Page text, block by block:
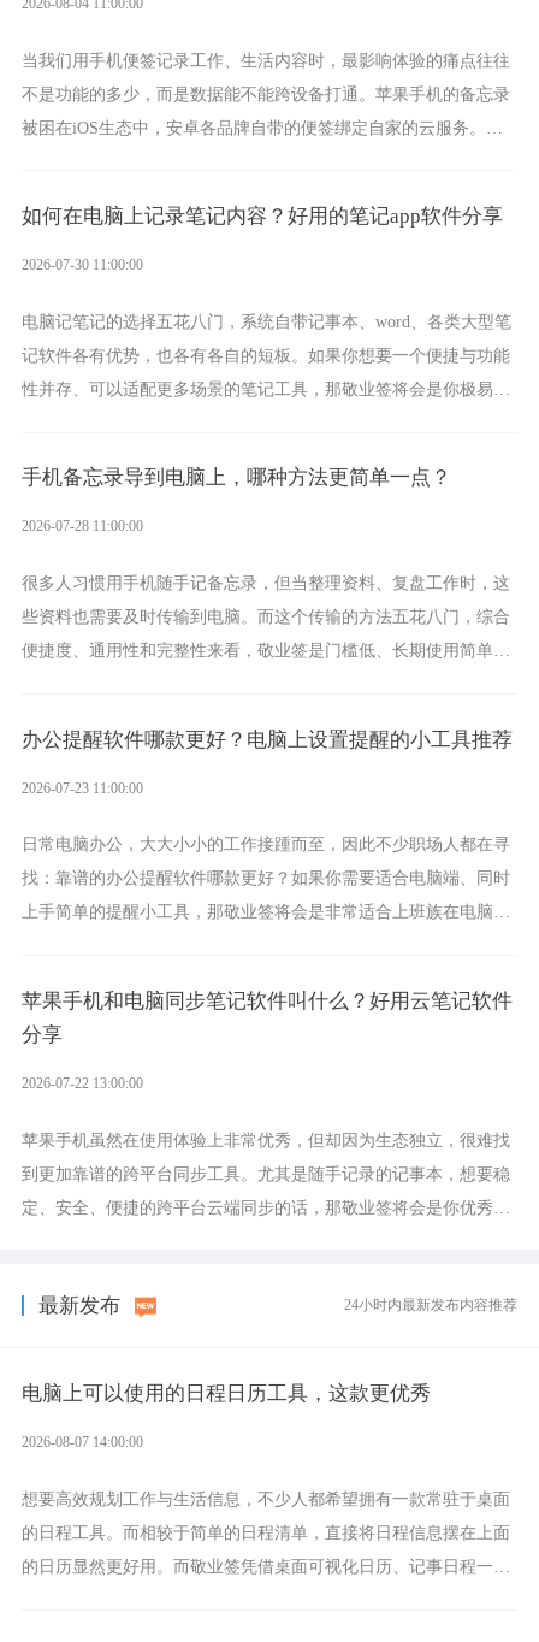
2026-08-04 11:00:00
当我们用手机便签记录工作、生活内容时，最影响体验的痛点往往
不是功能的多少，而是数据能不能跨设备打通。苹果手机的备忘录
被困在iOS生态中，安卓各品牌自带的便签绑定自家的云服务。而
如何在电脑上记录笔记内容？好用的笔记app软件分享
2026-07-30 11:00:00
电脑记笔记的选择五花八门，系统自带记事本、word、各类大型笔
记软件各有优势，也各有各自的短板。如果你想要一个便捷与功能
性并存、可以适配更多场景的笔记工具，那敬业签将会是你极易上
手机备忘录导到电脑上，哪种方法更简单一点？
2026-07-28 11:00:00
很多人习惯用手机随手记备忘录，但当整理资料、复盘工作时，这
些资料也需要及时传输到电脑。而这个传输的方法五花八门，综合
便捷度、通用性和完整性来看，敬业签是门槛低、长期使用简单的
办公提醒软件哪款更好？电脑上设置提醒的小工具推荐
2026-07-23 11:00:00
日常电脑办公，大大小小的工作接踵而至，因此不少职场人都在寻
找：靠谱的办公提醒软件哪款更好？如果你需要适合电脑端、同时
上手简单的提醒小工具，那敬业签将会是非常适合上班族在电脑上
苹果手机和电脑同步笔记软件叫什么？好用云笔记软件
分享
2026-07-22 13:00:00
苹果手机虽然在使用体验上非常优秀，但却因为生态独立，很难找
到更加靠谱的跨平台同步工具。尤其是随手记录的记事本，想要稳
定、安全、便捷的跨平台云端同步的话，那敬业签将会是你优秀的
最新发布 24小时内最新发布内容推荐
电脑上可以使用的日程日历工具，这款更优秀
2026-08-07 14:00:00
想要高效规划工作与生活信息，不少人都希望拥有一款常驻于桌面
的日程工具。而相较于简单的日程清单，直接将日程信息摆在上面
的日历显然更好用。而敬业签凭借桌面可视化日历、记事日程一体